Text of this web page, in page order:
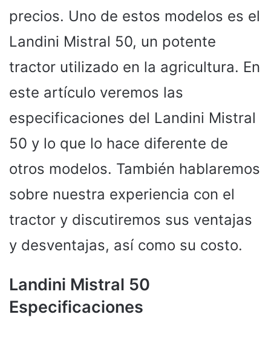
precios. Uno de estos modelos es el
Landini Mistral 50, un potente
tractor utilizado en la agricultura. En
este artículo veremos las
especificaciones del Landini Mistral
50 y lo que lo hace diferente de
otros modelos. También hablaremos
sobre nuestra experiencia con el
tractor y discutiremos sus ventajas
y desventajas, así como su costo.
Landini Mistral 50
Especificaciones